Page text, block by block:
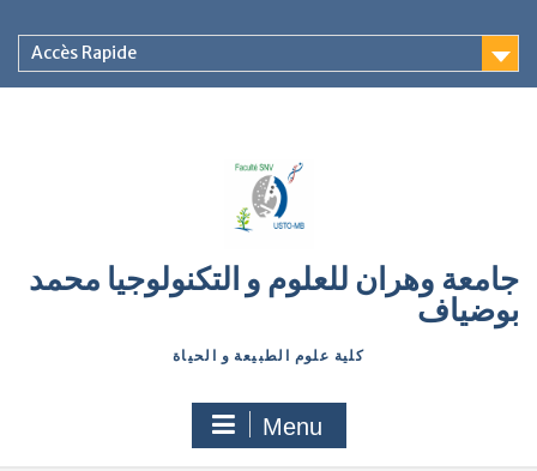
Accès Rapide
جامعة وهران للعلوم و التكنولوجيا محمد
بوضياف
كلية علوم الطبيعة و الحياة
Menu